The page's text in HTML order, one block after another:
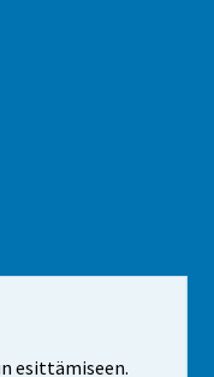
esittämiseen.